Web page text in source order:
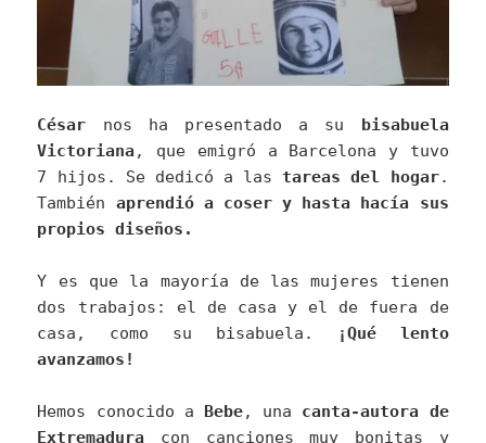
César nos ha presentado a su bisabuela
Victoriana , que emigró a Barcelona y tuvo
7 hijos. Se dedicó a lastareas del hogar.
También aprendió a coser y hasta hacía sus
propios diseños.
Y es que la mayoría de las mujeres tienen
dos trabajos: el de casa y el de fuera de
casa, como su bisabuela.
¡Qué lento
avanzamos!
Hemos conocido a Bebe, una canta-autora de
Extremadura con canciones muy bonitas y